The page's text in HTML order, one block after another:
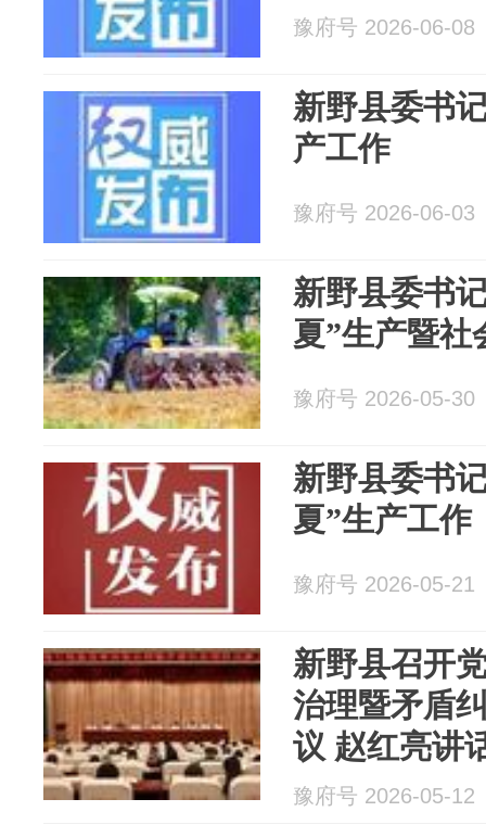
豫府号 2026-06-08
新野县委书
产工作
豫府号 2026-06-03
新野县委书
夏”生产暨社
豫府号 2026-05-30
新野县委书
夏”生产工作
豫府号 2026-05-21
新野县召开
治理暨矛盾
议 赵红亮讲
豫府号 2026-05-12